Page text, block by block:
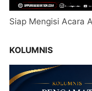
Siap Mengisi Acara
KOLUMNIS